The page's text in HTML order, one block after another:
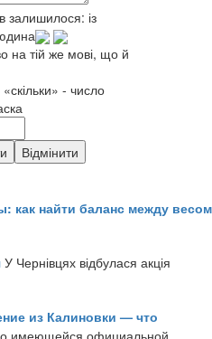
залишилося: із
на тій же мові, що й
- число
как найти баланс между весом
У Чернівцях відбулася акція
из Калиновки — что
имеющейся официальной